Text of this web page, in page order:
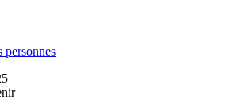
personnes